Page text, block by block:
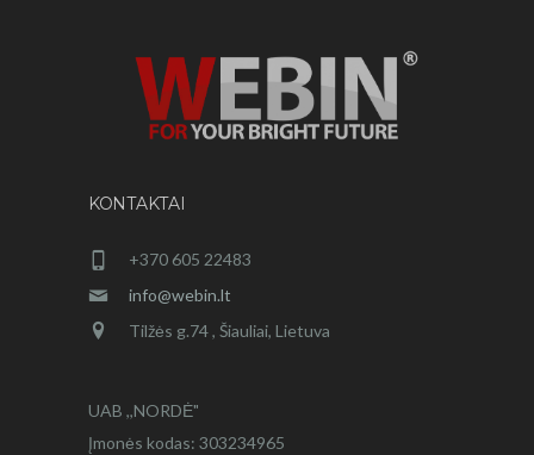
KONTAKTAI
+370 605 22483
info@webin.lt
Tilžės g.74 , Šiauliai, Lietuva
UAB ,,NORDĖ"
Įmonės kodas: 303234965